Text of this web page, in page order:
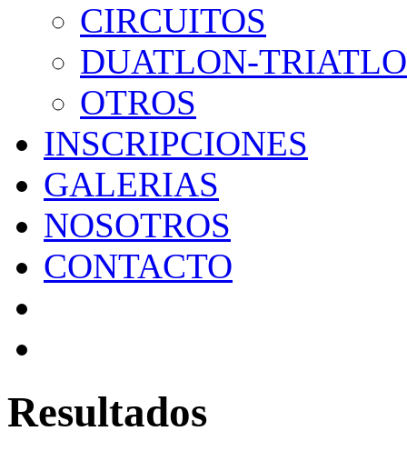
CIRCUITOS
DUATLON-
OTROS
INSCRIPCIONES
GALERIAS
NOSOTROS
CONTACTO
Resultados